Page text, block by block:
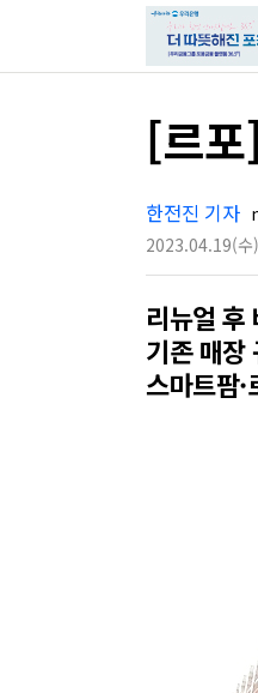
[르
한전진 기자
2023.04.19(수)
리뉴얼 후
기존 매장
스마트팜